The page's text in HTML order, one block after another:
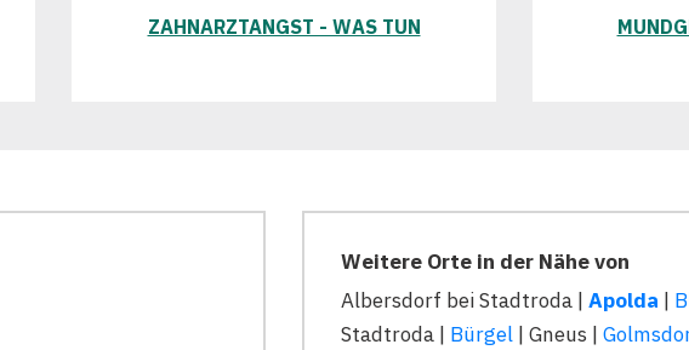
ZAHNARZTANGST - WAS TUN
Weitere Orte in der Nähe von
Albersdorf bei Stadtroda | Apolda |
Stadtroda | Bürgel | Gneus |